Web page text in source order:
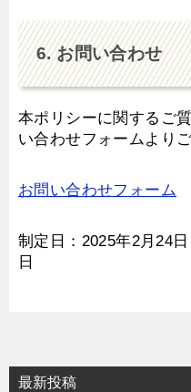
6. お問い合わせ
本ポリシーに関するご
い合わせフォームより
お問い合わせフォーム
制定日：2025年2月24
日
最新投稿